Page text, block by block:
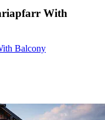
With
Balcony